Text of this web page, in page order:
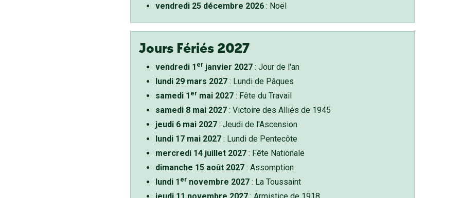
vendredi 25 décembre 2026: Noël
Jours Fériés 2027
vendredi 1 erjanvier 2027: Jour de l'an
lundi 29 mars 2027: Lundi de Pâques
samedi 1 ermai 2027: Fête du Travail
samedi 8 mai 2027: Victoire des Alliés de 1945
jeudi 6 mai 2027: Jeudi de l'Ascension
lundi 17 mai 2027: Lundi de Pentecôte
mercredi 14 juillet 2027: Fête Nationale
dimanche 15 août 2027: Assomption
lundi 1 ernovembre 2027: La Toussaint
jeudi 11 novembre 2027: Armistice de 1918